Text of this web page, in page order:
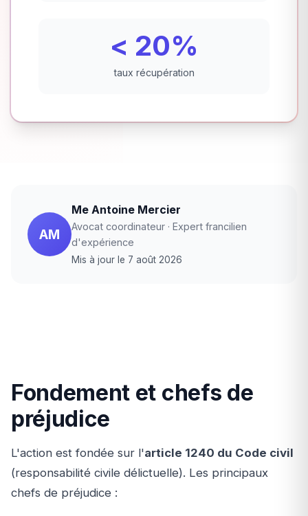
< 20%
taux récupération
AM
Me Antoine Mercier
Avocat coordinateur · Expert francilien
d'expérience
Mis à jour le 7 août 2026
Fondement et chefs de
préjudice
L'action est fondée sur l'article 1240 du Code civil
(responsabilité civile délictuelle). Les principaux
chefs de préjudice :